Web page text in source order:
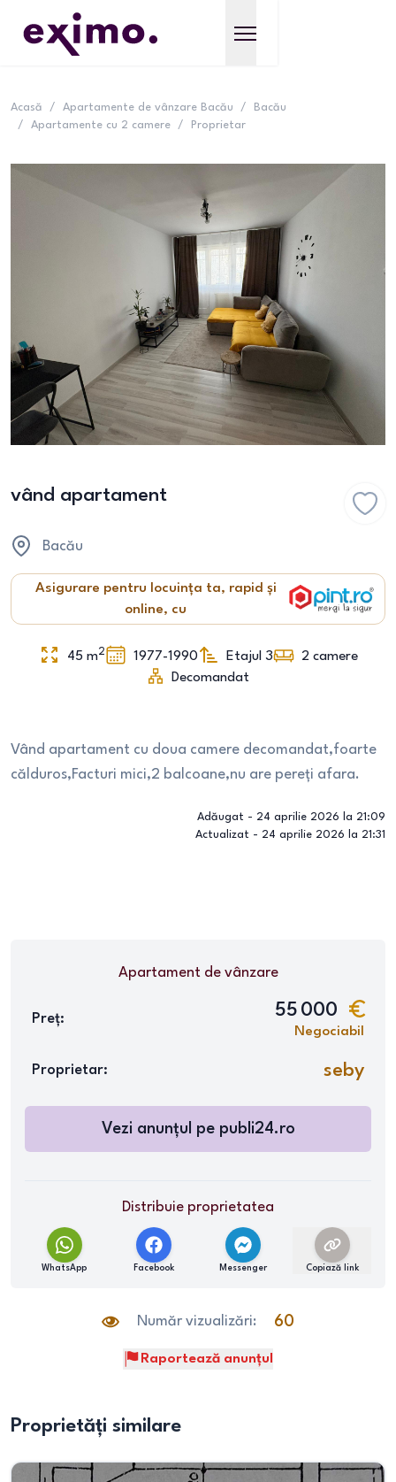
Acasă / Apartamente de vânzare Bacău /
Bacău
/
Apartamente cu 2 camere / Proprietar
vând apartament
Bacău
Asigurare pentru locuința ta, rapid și
online, cu
45 m2 1977-1990 Etajul 3 2 camere
Decomandat
Vând apartament cu doua camere decomandat,foarte
călduros,Facturi mici,2 balcoane,nu are pereți afara.
Adăugat - 24 aprilie 2026 la 21:09
Actualizat - 24 aprilie 2026 la 21:31
Apartamentde vânzare
Preț: 55 000
Negociabil
Proprietar: seby
Vezi anunțul pe publi24.ro
Distribuie proprietatea
WhatsApp Facebook Messenger Copiază link
Număr vizualizări: 60
Raportează anunțul
Proprietăți similare